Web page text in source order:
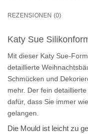
REZENSIONEN (0)
Katy Sue
Mit dieser Katy Sue-
detaillierte
Schmücken und
mehr. Der fein
dafür, dass Sie immer
gelangen.
Die Mould ist leicht zu